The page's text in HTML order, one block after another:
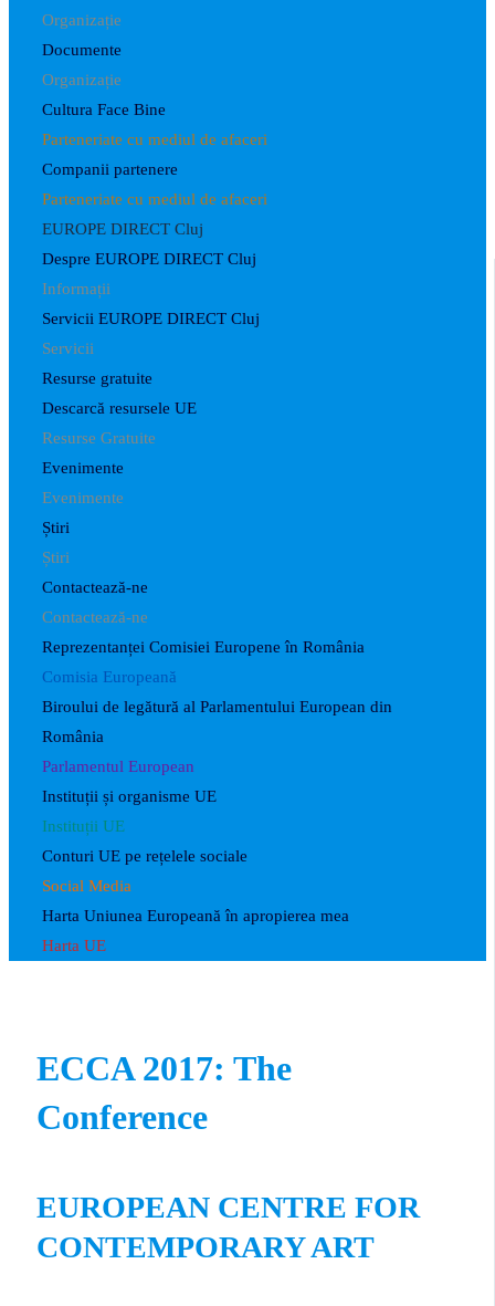
Organizație
Documente
Organizație
Cultura Face Bine
Parteneriate cu mediul de afaceri
Companii partenere
Parteneriate cu mediul de afaceri
EUROPE DIRECT Cluj
Despre EUROPE DIRECT Cluj
Informații
Servicii EUROPE DIRECT Cluj
Servicii
Resurse gratuite
Descarcă resursele UE
Resurse Gratuite
Evenimente
Evenimente
Știri
Știri
Contactează-ne
Contactează-ne
Reprezentanței Comisiei Europene în România
Comisia Europeană
Biroului de legătură al Parlamentului European din
România
Parlamentul European
Instituții și organisme UE
Instituții UE
Conturi UE pe rețelele sociale
Social Media
Harta Uniunea Europeană în apropierea mea
Harta UE
ECCA 2017: The
Conference
EUROPEAN CENTRE FOR
CONTEMPORARY ART